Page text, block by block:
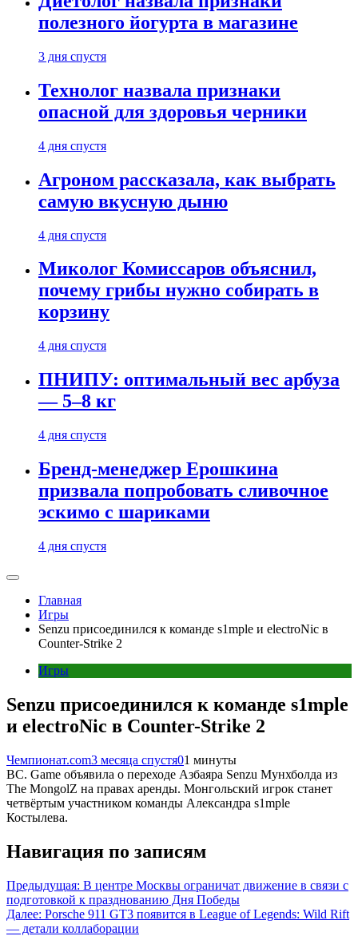
полезного йогурта в магазине
3 дня спустя
Технолог назвала признаки
опасной для здоровья черники
4 дня спустя
Агроном рассказала, как выбрать
самую вкусную дыню
4 дня спустя
Миколог Комиссаров объяснил,
почему грибы нужно собирать в
корзину
4 дня спустя
ПНИПУ: оптимальный вес арбуза
— 5–8 кг
4 дня спустя
Бренд-менеджер Ерошкина
призвала попробовать сливочное
эскимо с шариками
4 дня спустя
Главная
Игры
Senzu присоединился к команде s1mple и electroNic в
Counter-Strike 2
Игры
Senzu присоединился к команде s1mple
и electroNic в Counter-Strike 2
Чемпионат.com3 месяца спустя01 минуты
BC. Game объявила о переходе Азбаяра Senzu Мунхболда из
The MongolZ на правах аренды. Монгольский игрок станет
четвёртым участником команды Александра s1mple
Костылева.
Навигация по записям
Предыдущая: В центре Москвы ограничат движение в связи с
подготовкой к празднованию Дня Победы
Далее: Porsche 911 GT3 появится в League of Legends: Wild Rift
— детали коллаборации